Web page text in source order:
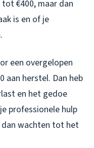
€400, maar dan
is en of je
een overgelopen
aan herstel. Dan heb
en het gedoe
professionele hulp
wachten tot het